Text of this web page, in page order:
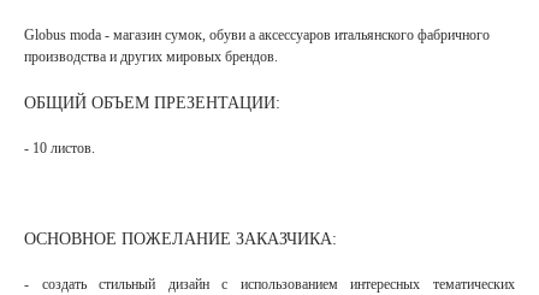
Globus moda - магазин сумок, обуви а аксессуаров итальянского фабричного
производства и других мировых брендов.
ОБЩИЙ ОБЪЕМ ПРЕЗЕНТАЦИИ:
- 10 листов.
ОСНОВНОЕ ПОЖЕЛАНИЕ ЗАКАЗЧИКА:
- создать стильный дизайн с использованием интересных тематических